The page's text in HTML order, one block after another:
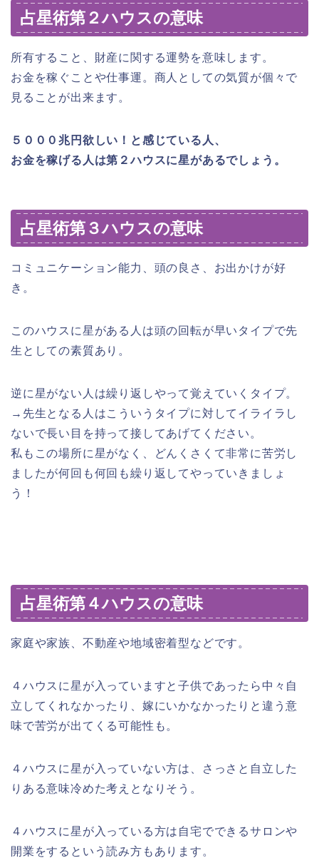
占星術第２ハウスの意味
所有すること、財産に関する運勢を意味します。
お金を稼ぐことや仕事運。商人としての気質が個々で
見ることが出来ます。
５０００兆円欲しい！と感じている人、
お金を稼げる人は第２ハウスに星があるでしょう。
占星術第３ハウスの意味
コミュニケーション能力、頭の良さ、お出かけが好
き。
このハウスに星がある人は頭の回転が早いタイプで先
生としての素質あり。
逆に星がない人は繰り返しやって覚えていくタイプ。
→先生となる人はこういうタイプに対してイライラし
ないで長い目を持って接してあげてください。
私もこの場所に星がなく、どんくさくて非常に苦労し
ましたが何回も何回も繰り返してやっていきましょ
う！
占星術第４ハウスの意味
家庭や家族、不動産や地域密着型などです。
４ハウスに星が入っていますと子供であったら中々自
立してくれなかったり、嫁にいかなかったりと違う意
味で苦労が出てくる可能性も。
４ハウスに星が入っていない方は、さっさと自立した
りある意味冷めた考えとなりそう。
４ハウスに星が入っている方は自宅でできるサロンや
開業をするという読み方もあります。